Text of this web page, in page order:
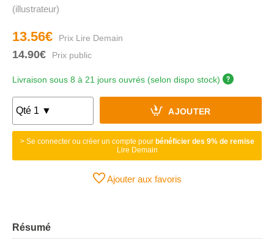
(illustrateur)
13.56€
14.90€
Livraison sous 8 à 21 jours ouvrés (selon dispo stock)
AJOUTER
> Se connecter ou créer un compte pour bénéficier des 9% de remise
Lire Demain
Ajouter aux favoris
Résumé